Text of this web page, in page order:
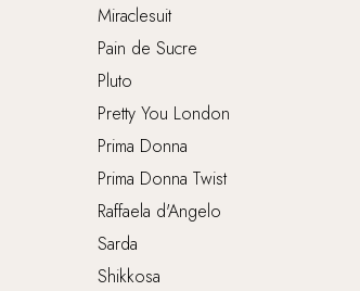
Miraclesuit
Pain de Sucre
Pluto
Pretty You London
Prima Donna
Prima Donna Twist
Raffaela d'Angelo
Sarda
Shikkosa